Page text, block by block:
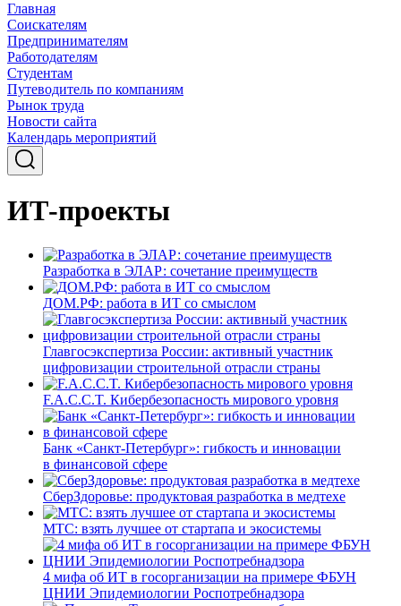
Главная
Соискателям
Предпринимателям
Работодателям
Студентам
Путеводитель по компаниям
Рынок труда
Новости сайта
Календарь мероприятий
ИТ-проекты
Разработка в ЭЛАР: сочетание преимуществ
ДОМ.РФ: работа в ИТ со смыслом
Главгосэкспертиза России: активный участник
цифровизации строительной отрасли страны
F.A.C.C.T. Кибербезопасность мирового уровня
Банк «Санкт-Петербург»: гибкость и инновации
в финансовой сфере
СберЗдоровье: продуктовая разработка в медтехе
МТС: взять лучшее от стартапа и экосистемы
4 мифа об ИТ в госорганизации на примере ФБУН
ЦНИИ Эпидемиологии Роспотребнадзора